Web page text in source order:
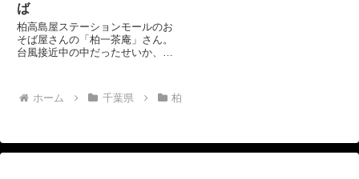
ば
柏高島屋ステーションモールのお
そば屋さんの「柏一茶庵」さん。
台風接近中の中だったせいか、珍
お客様が入ってきました。おそば
なので男女問わず、お一人のお客
ホーム 千葉県 柏